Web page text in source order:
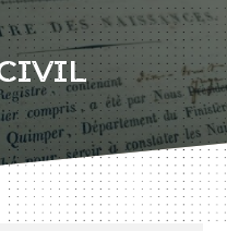
CIVIL